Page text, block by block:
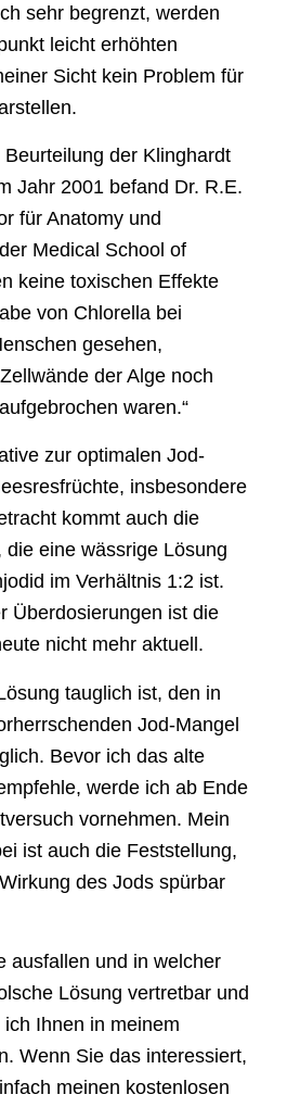
sehr begrenzt, werden
leicht erhöhten
Sicht kein Problem für
der Klinghardt
Jahr 2001 befand Dr. R.E.
für Anatomy und
Medical School of
keine toxischen Effekte
von Chlorella bei
gesehen,
der Alge noch
waren.“
zur optimalen Jod-
insbesondere
kommt auch die
die eine wässrige Lösung
im Verhältnis 1:2 ist.
Überdosierungen ist die
nicht mehr aktuell.
tauglich ist, den in
Jod-Mangel
Bevor ich das alte
werde ich ab Ende
vornehmen. Mein
ist auch die Feststellung,
des Jods spürbar
ausfallen und in welcher
Lösung vertretbar und
Ihnen in meinem
Wenn Sie das interessiert,
meinen kostenlosen